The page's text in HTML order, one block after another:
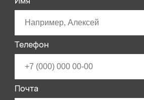
Телефон
Почта